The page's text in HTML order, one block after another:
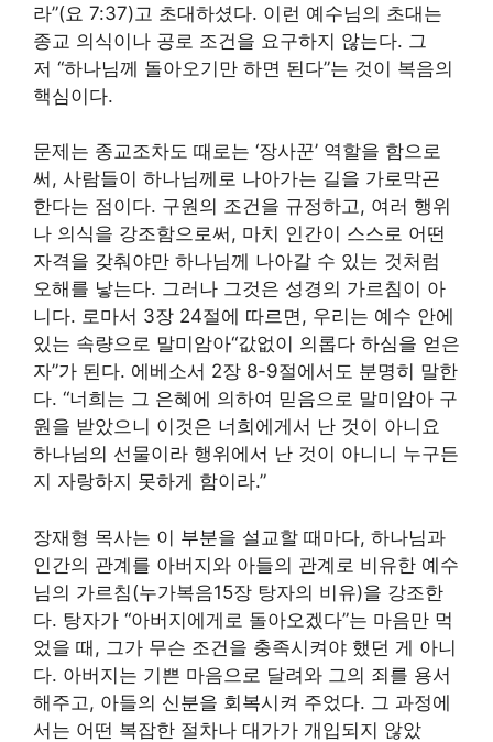
라”(요 7:37)고 초대하셨다. 이런 예수님의 초대는
종교 의식이나 공로 조건을 요구하지 않는다. 그
저 “하나님께 돌아오기만 하면 된다”는 것이 복음의
핵심이다.
문제는 종교조차도 때로는 ‘장사꾼’ 역할을 함으로
써, 사람들이 하나님께로 나아가는 길을 가로막곤
한다는 점이다. 구원의 조건을 규정하고, 여러 행위
나 의식을 강조함으로써, 마치 인간이 스스로 어떤
자격을 갖춰야만 하나님께 나아갈 수 있는 것처럼
오해를 낳는다. 그러나 그것은 성경의 가르침이 아
니다. 로마서 3장 24절에 따르면, 우리는 예수 안에
있는 속량으로 말미암아“값없이 의롭다 하심을 얻은
자”가 된다. 에베소서 2장 8-9절에서도 분명히 말한
다. “너희는 그 은혜에 의하여 믿음으로 말미암아 구
원을 받았으니 이것은 너희에게서 난 것이 아니요
하나님의 선물이라 행위에서 난 것이 아니니 누구든
지 자랑하지 못하게 함이라.”
장재형 목사는 이 부분을 설교할 때마다, 하나님과
인간의 관계를 아버지와 아들의 관계로 비유한 예수
님의 가르침(누가복음15장 탕자의 비유)을 강조한
다. 탕자가 “아버지에게로 돌아오겠다”는 마음만 먹
었을 때, 그가 무슨 조건을 충족시켜야 했던 게 아니
다. 아버지는 기쁜 마음으로 달려와 그의 죄를 용서
해주고, 아들의 신분을 회복시켜 주었다. 그 과정에
서는 어떤 복잡한 절차나 대가가 개입되지 않았